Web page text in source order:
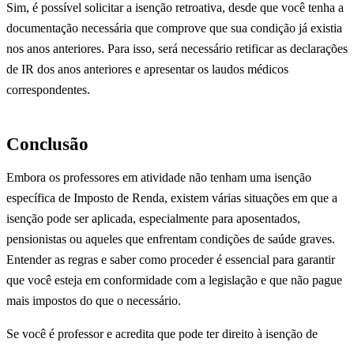
Sim, é possível solicitar a isenção retroativa, desde que você tenha a
documentação necessária que comprove que sua condição já existia
nos anos anteriores. Para isso, será necessário retificar as declarações
de IR dos anos anteriores e apresentar os laudos médicos
correspondentes.
Conclusão
Embora os professores em atividade não tenham uma isenção
específica de Imposto de Renda, existem várias situações em que a
isenção pode ser aplicada, especialmente para aposentados,
pensionistas ou aqueles que enfrentam condições de saúde graves.
Entender as regras e saber como proceder é essencial para garantir
que você esteja em conformidade com a legislação e que não pague
mais impostos do que o necessário.
Se você é professor e acredita que pode ter direito à isenção de